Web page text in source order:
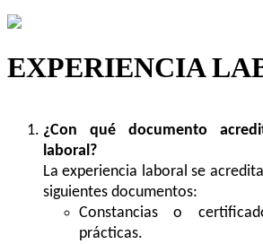
EXPERIENCIA
¿Con qué documento
laboral?
La experiencia laboral se
siguientes documentos:
Constancias o
prácticas.